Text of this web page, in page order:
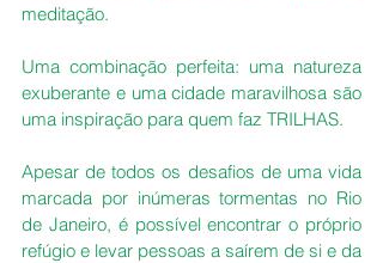
meditação.
Uma combinação perfeita: uma natureza
exuberante e uma cidade maravilhosa são
uma inspiração para quem faz TRILHAS.
Apesar de todos os desafios de uma vida
marcada por inúmeras tormentas no Rio
de Janeiro, é possível encontrar o próprio
refúgio e levar pessoas a saírem de si e da